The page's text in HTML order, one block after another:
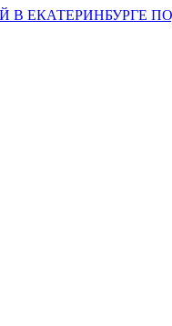
В ЕКАТЕРИНБУРГЕ